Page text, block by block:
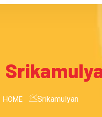
HOME Srikamulyan